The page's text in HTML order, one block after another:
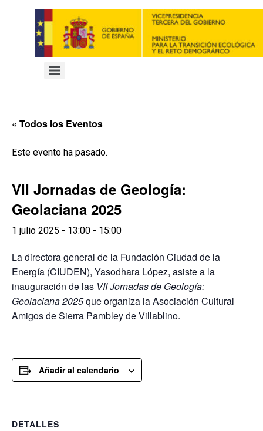
« Todos los Eventos
Este evento ha pasado.
VII Jornadas de Geología:
Geolaciana 2025
1 julio 2025 - 13:00 - 15:00
La directora general de la Fundación Ciudad de la
Energía (CIUDEN), Yasodhara López, asiste a la
inauguración de las VII Jornadas de Geología:
Geolaciana 2025que organiza la Asociación Cultural
Amigos de Sierra Pambley de Villablino.
Añadir al calendario
DETALLES